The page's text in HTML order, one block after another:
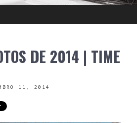
DE 2014 | TIME
11, 2014